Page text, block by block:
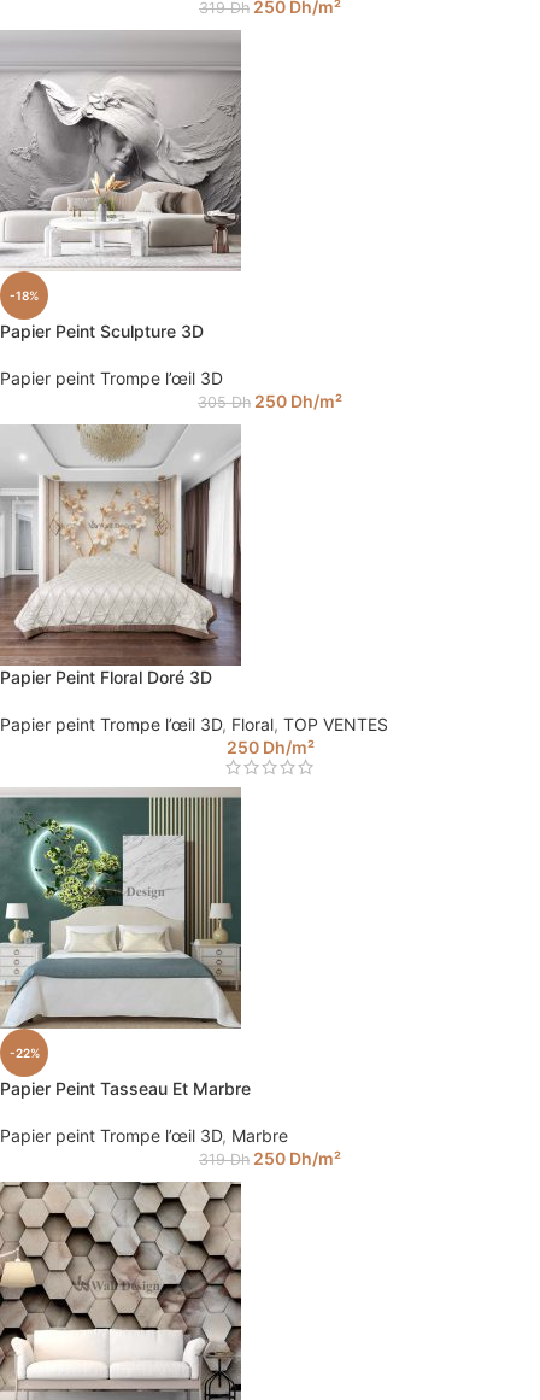
319Dh 250 Dh/m²
-18%
Papier Peint Sculpture 3D
Papier peint Trompe l’œil 3D
305Dh 250 Dh/m²
Papier Peint Floral Doré 3D
Papier peint Trompe l’œil 3D, Floral, TOP VENTES
250 Dh/m²
-22%
Papier Peint Tasseau Et Marbre
Papier peint Trompe l’œil 3D, Marbre
319Dh 250 Dh/m²